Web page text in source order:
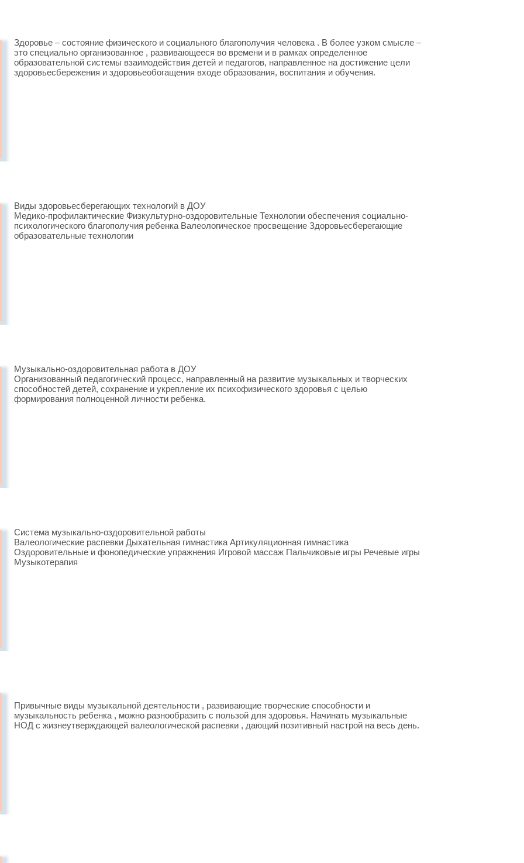
Здоровье – состояние физического и социального благополучия человека . В более узком смысле –
это специально организованное , развивающееся во времени и в рамках определенное
образовательной системы взаимодействия детей и педагогов, направленное на достижение цели
здоровьесбережения и здоровьеобогащения входе образования, воспитания и обучения.
Виды здоровьесберегающих технологий в ДОУ
Медико-профилактические Физкультурно-оздоровительные Технологии обеспечения социально-
психологического благополучия ребенка Валеологическое просвещение Здоровьесберегающие
образовательные технологии
Музыкально-оздоровительная работа в ДОУ
Организованный педагогический процесс, направленный на развитие музыкальных и творческих
способностей детей, сохранение и укрепление их психофизического здоровья с целью
формирования полноценной личности ребенка.
Система музыкально-оздоровительной работы
Валеологические распевки Дыхательная гимнастика Артикуляционная гимнастика
Оздоровительные и фонопедические упражнения Игровой массаж Пальчиковые игры Речевые игры
Музыкотерапия
Привычные виды музыкальной деятельности , развивающие творческие способности и
музыкальность ребенка , можно разнообразить с пользой для здоровья. Начинать музыкальные
НОД с жизнеутверждающей валеологической распевки , дающий позитивный настрой на весь день.